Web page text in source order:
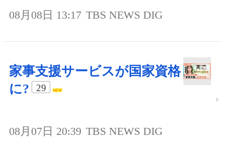
08月08日 13:17 TBS NEWS DIG
家事支援サービスが国家資格
に?
29
08月07日 20:39 TBS NEWS DIG